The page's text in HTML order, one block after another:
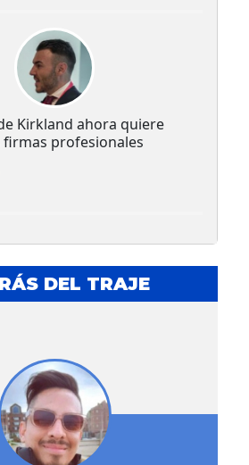
Kirkland ahora quiere
profesionales
DEL TRAJE